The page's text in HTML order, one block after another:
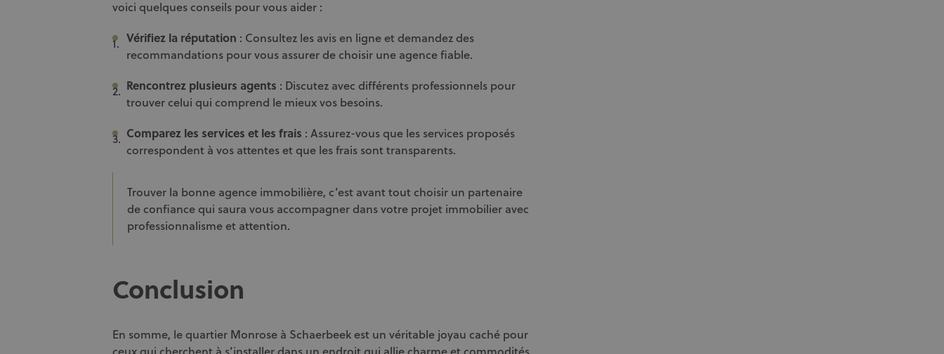
voici quelques conseils pour vous aider :
Vérifiez la réputation : Consultez les avis en ligne et demandez des
recommandations pour vous assurer de choisir une agence fiable.
Rencontrez plusieurs agents : Discutez avec différents professionnels pour
trouver celui qui comprend le mieux vos besoins.
Comparez les services et les frais : Assurez-vous que les services proposés
correspondent à vos attentes et que les frais sont transparents.
Trouver la bonne agence immobilière, c’est avant tout choisir un partenaire
de confiance qui saura vous accompagner dans votre projet immobilier avec
professionnalisme et attention.
Conclusion
En somme, le quartier Monrose à Schaerbeek est un véritable joyau caché pour